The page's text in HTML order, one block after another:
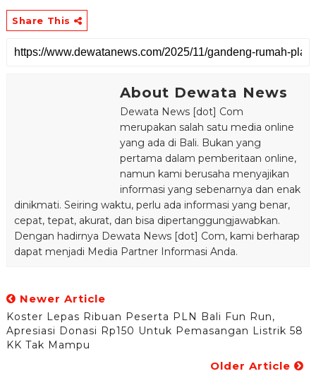
Share This
About Dewata News
Dewata News [dot] Com
merupakan salah satu media online
yang ada di Bali. Bukan yang
pertama dalam pemberitaan online,
namun kami berusaha menyajikan
informasi yang sebenarnya dan enak
dinikmati. Seiring waktu, perlu ada informasi yang benar,
cepat, tepat, akurat, dan bisa dipertanggungjawabkan.
Dengan hadirnya Dewata News [dot] Com, kami berharap
dapat menjadi Media Partner Informasi Anda.
Newer Article
Koster Lepas Ribuan Peserta PLN Bali Fun Run,
Apresiasi Donasi Rp150 Untuk Pemasangan Listrik 58
KK Tak Mampu
Older Article